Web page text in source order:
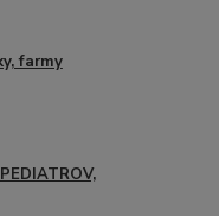
farmy